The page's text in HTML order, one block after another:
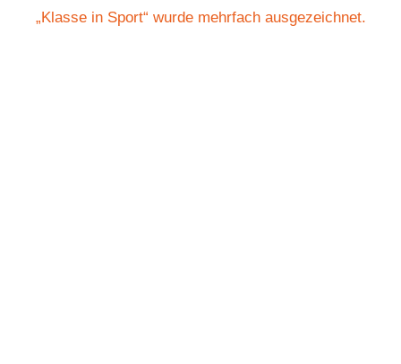
„Klasse in Sport“ wurde mehrfach ausgezeichnet.